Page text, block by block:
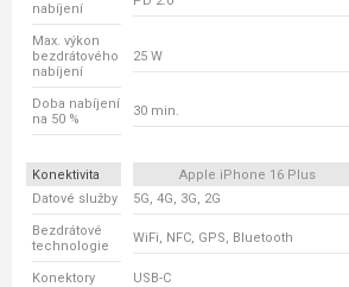
nabíjení
Max. výkon
bezdrátového
nabíjení
25 W
Doba nabíjení
na 50 %
30 min.
Konektivita Apple iPhone 16 Plus
Datové služby
5G, 4G, 3G, 2G
Bezdrátové
technologie
WiFi, NFC, GPS, Bluetooth
Konektory USB-C